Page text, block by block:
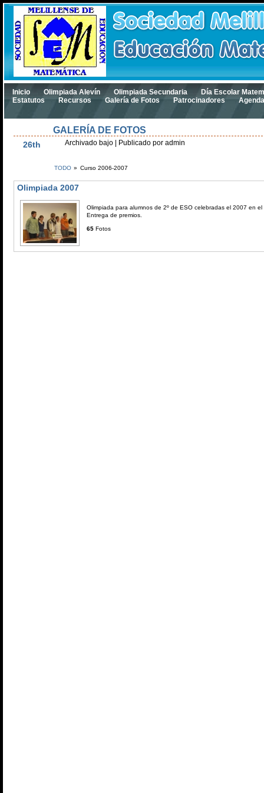
Inicio Olimpiada Alevín Olimpiada Secundaria
Día Escolar
Estatutos
Recursos Galería de Fotos Patrocinadores
26th
GALERÍA DE FOTOS
Archivado bajo | Publicado por admin
TODO » Curso 2006-2007
Olimpiada 2007
Olimpiada para alumnos de 2º de ESO celebradas el 2007 en
Entrega de premios.
65 Fotos